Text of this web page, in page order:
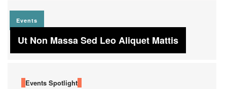
Events
Ut Non Massa Sed Leo Aliquet Mattis
Events Spotlight